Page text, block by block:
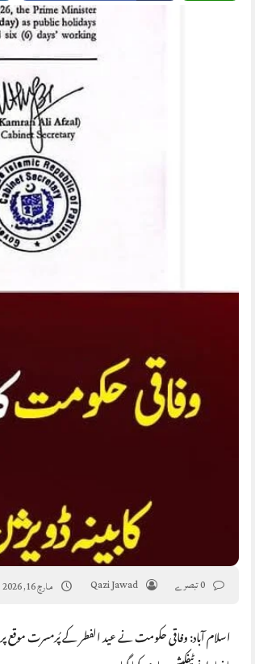
Qazi Jawad مارچ 16, 2026